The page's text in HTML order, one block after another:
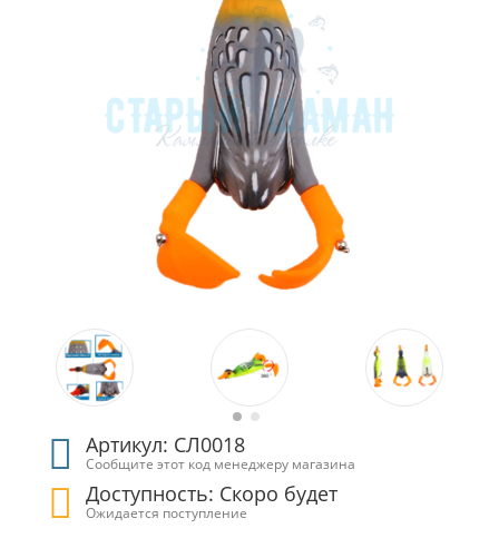
Артикул: СЛ0018
Сообщите этот код менеджеру магазина
Доступность: Скоро будет
Ожидается поступление